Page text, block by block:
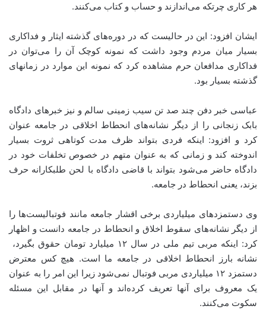
هر کاری چرتکه می‌اندازند و حساب و کتاب می‌کنند.
ایشان افزود: این در حالیست که در دوره‌های گذشته ایثار و فداکاری
بسیار میان مردم وجود داشت که نمونه کوچک آن را می‌توان در
فداکاری مدافعان حرم مشاهده کرد که نمونه این موارد در زمانهای
گذشته بسیار بود.
عباسی خبر دفن چند صد تن سیب زمینی سالم و نیز خبرهای دادگاه
بابک زنجانی را از دیگر نشانه‌های انحطاط اخلاقی در جامعه عنوان
کرد و افزود: اینکه فردی بتواند ظرف مدت کوتاهی ثروت بسیار
اندوخته کند و زمانی که به عنوان متهم در خصوص تخلفات خود در
دادگاه حاضر می‌‍‌شود بتواند با قاضی دادگاه با لحن طلبکارانه حرف
بزند، یعنی انحطاط در جامعه.
وی دستمزدهای میلیاردی برخی اقشار جامعه مانند فوتبالیست‌ها را
از دیگر نشانه‌های سقوط اخلاق و انحطاط در جامعه دانست و اظهار
کرد: اینکه مربی تیم ملی در سال ۱۲ میلیارد تومان حقوق بگیرد،
نشانه بارز انحطاط اخلاقی در جامعه ما است. هیچ کس معترض
دستمزد ۱۲ میلیاردی مربی فوتبال نمی‌شود زیرا این امر را به عنوان
یک معروف برای آنها تعریف کرده‌اند و آنها در مقابل این مسئله
سکوت می‌کنند.